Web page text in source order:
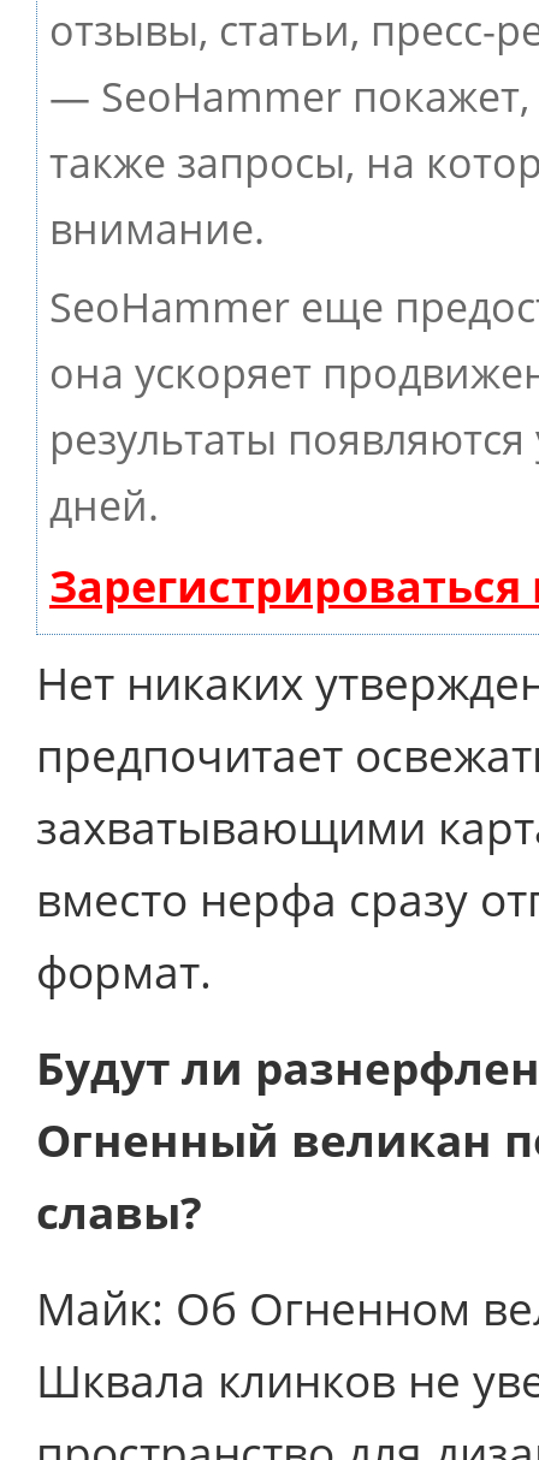
отзывы, статьи, пресс-
— SeoHammer покажет,
также запросы, на
внимание.
SeoHammer еще
она ускоряет
результаты
дней.
Нет никаких
предпочитает
захватывающими
вместо нерфа сразу
формат.
Будут ли
Огненный великан
славы?
Майк: Об Огненном
Шквала клинков не